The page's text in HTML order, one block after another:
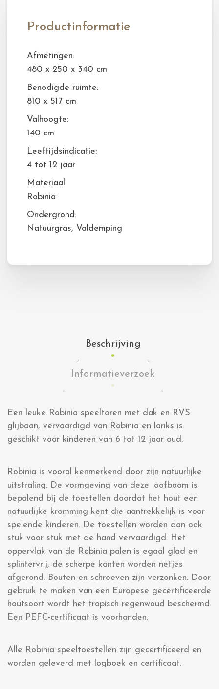
Productinformatie
Afmetingen:
480 x 250 x 340 cm
Benodigde ruimte:
810 x 517 cm
Valhoogte:
140 cm
Leeftijdsindicatie:
4 tot 12 jaar
Materiaal:
Robinia
Ondergrond:
Natuurgras, Valdemping
Beschrijving
Informatieverzoek
Een leuke Robinia speeltoren met dak en RVS
glijbaan, vervaardigd van Robinia en lariks is
geschikt voor kinderen van 6 tot 12 jaar oud.
Robinia is vooral kenmerkend door zijn natuurlijke
uitstraling. De vormgeving van deze loofboom is
bepalend bij de toestellen doordat het hout een
natuurlijke kromming kent die aantrekkelijk is voor
spelende kinderen. De toestellen worden dan ook
stuk voor stuk met de hand vervaardigd. Het
oppervlak van de Robinia palen is egaal glad en
splintervrij, de scherpe kanten worden netjes
afgerond. Bouten en schroeven zijn verzonken. Door
gebruik te maken van een Europese gecertificeerde
houtsoort wordt het tropisch regenwoud beschermd.
Een PEFC-certificaat is voorhanden.
Alle Robinia speeltoestellen zijn gecertificeerd en
worden geleverd met logboek en certificaat.